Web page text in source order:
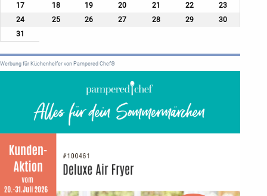
17
18 19 20 21 22
23
24
25 26 27 28 29
30
31
Werbung für Küchenhelfer von Pampered Chef®